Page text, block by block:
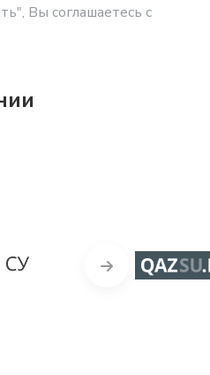
Вы соглашаетесь с
Next